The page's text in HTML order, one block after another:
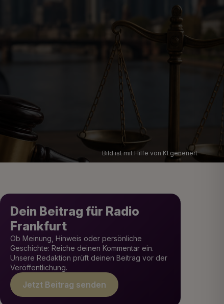
Bild ist mit Hilfe von KI generiert
Dein Beitrag für Radio
Frankfurt
Ob Meinung, Hinweis oder persönliche
Geschichte: Reiche deinen Kommentar ein.
Unsere Redaktion prüft deinen Beitrag vor der
Veröffentlichung.
Jetzt Beitrag senden